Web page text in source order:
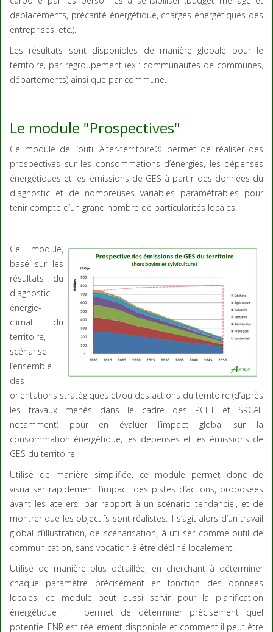
déplacements, précarité énergétique, charges énergétiques des
entreprises, etc.).
Les résultats sont disponibles de manière globale pour le
territoire, par regroupement (ex : communautés de communes,
départements) ainsi que par commune.
Le module "Prospectives"
Ce module de l’outil Alter-territoire® permet de réaliser des
prospectives sur les consommations d’énergies, les dépenses
énergétiques et les émissions de GES à partir des données du
diagnostic et de nombreuses variables paramétrables pour
tenir compte d’un grand nombre de particularités locales.
Ce module,
basé sur les
résultats du
diagnostic
énergie-
climat du
territoire,
scénarise
l’ensemble
des
orientations stratégiques et/ou des actions du territoire (d’après
les travaux menés dans le cadre des PCET et SRCAE
notamment) pour en évaluer l’impact global sur la
consommation énergétique, les dépenses et les émissions de
GES du territoire.
Utilisé de manière simplifiée, ce module permet donc de
visualiser rapidement l’impact des pistes d’actions, proposées
avant les ateliers, par rapport à un scénario tendanciel, et de
montrer que les objectifs sont réalistes. Il s’agit alors d’un travail
global d’illustration, de scénarisation, à utiliser comme outil de
communication, sans vocation à être décliné localement.
Utilisé de manière plus détaillée, en cherchant à déterminer
chaque paramètre précisément en fonction des données
locales, ce module peut aussi servir pour la planification
énergétique : il permet de déterminer précisément quel
potentiel ENR est réellement disponible et comment il peut être